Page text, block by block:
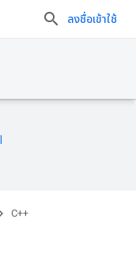
ลงชื่อเข้าใช้
C++